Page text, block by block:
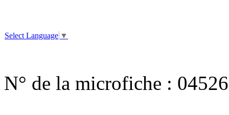
Select Language ▼
N° de la microfiche :